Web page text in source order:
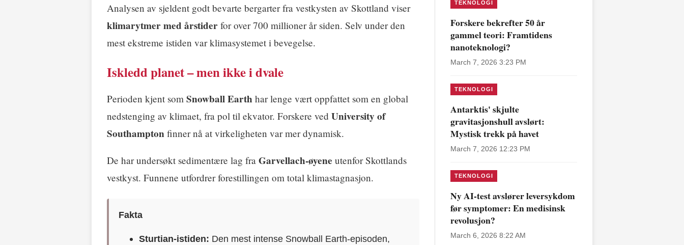
Analysen av sjeldent godt bevarte bergarter fra vestkysten av Skottland viser
klimarytmer med årstider for over 700 millioner år siden. Selv under den
mest ekstreme istiden var klimasystemet i bevegelse.
Iskledd planet – men ikke i dvale
Perioden kjent som Snowball Earth har lenge vært oppfattet som en global
nedstenging av klimaet, fra pol til ekvator. Forskere ved University of
Southampton finner nå at virkeligheten var mer dynamisk.
De har undersøkt sedimentære lag fra Garvellach-øyene utenfor Skottlands
vestkyst. Funnene utfordrer forestillingen om total klimastagnasjon.
Fakta
Sturtian-istiden: Den mest intense Snowball Earth-episoden,
TEKNOLOGI
Forskere bekrefter 50 år
gammel teori: Framtidens
nanoteknologi?
March 7, 2026 3:23 PM
TEKNOLOGI
Antarktis' skjulte
gravitasjonshull avslørt:
Mystisk trekk på havet
March 7, 2026 12:23 PM
TEKNOLOGI
Ny AI-test avslører leversykdom
før symptomer: En medisinsk
revolusjon?
March 6, 2026 8:22 AM